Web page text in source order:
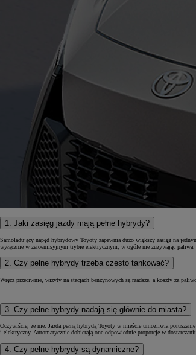
Od 81 900 zł
Yaris Cross
HYBRID
1. Jaki zasięg jazdy mają pełne hybrydy?
Samoładujący napęd hybrydowy Toyoty zapewnia dużo większy zasięg na
wyłącznie w zeroemisyjnym trybie elektrycznym, w ogóle nie zużywając
2. Czy pełne hybrydy trzeba często tankować?
Wręcz przeciwnie, wizyty na stacjach benzynowych są rzadsze, a koszty za
3. Czy pełne hybrydy nadają się głównie do miasta?
Oczywiście, że nie. Jazda pełną hybrydą Toyoty w mieście umożliwia
i elektryczny. Automatycznie dobierają one odpowiednie proporcje w
4. Czy pełne hybrydy są dynamiczne?